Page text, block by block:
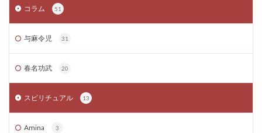
コラム 51
与麻令児 31
春名功武 20
スピリチュアル 13
Amina 3